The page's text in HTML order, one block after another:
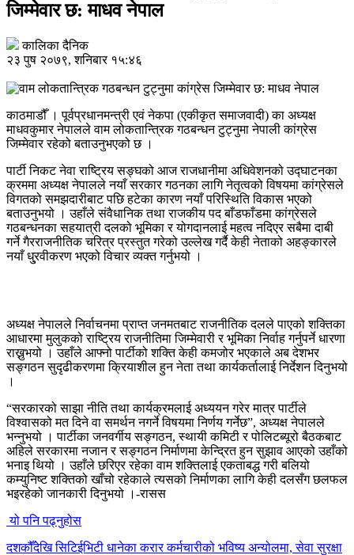
जिम्मेवार छ: माधव नेपाल
कालिका दैनिक
२३ पुष २०७९, शनिबार १५:४६
काठमाडौँ । पूर्वप्रधानमन्त्री एवं नेकपा (एकीकृत समाजवादी) का अध्यक्ष
माधवकुमार नेपालले वाम लोकतान्त्रिक गठबन्धन टुट्नुमा नेपाली कांग्रेस
जिम्मेवार रहेको बताउनुभएको छ ।
पार्टी निकट नेवा राष्ट्रिय सङ्घको आज राजधानीमा अधिवेशनको उद्घाटनका
क्रममा अध्यक्ष नेपालले नयाँ सरकार गठनका लागि नेतृत्वको विषयमा कांग्रेसले
विगतको समझदारीबाट पछि हटेका कारण नयाँ परिस्थिति विकास भएको
बताउनुभयो । उहाँले संवैधानिक तथा राजकीय पद बाँडफाँडमा कांग्रेसले
गठबन्धनका सहयात्री दलको भूमिका र योगदानलाई महत्व नदिएर सबैमा दाबी
गर्ने गैरराजनीतिक चरित्र प्रस्तुत गरेको उल्लेख गर्दै केही नेताको अहङ्कारले
नयाँ धु्रवीकरण भएको विचार व्यक्त गर्नुभयो ।
अध्यक्ष नेपालले निर्वाचनमा प्राप्त जनमतबाट राजनीतिक दलले पाएको शक्तिका
आधारमा मुलुकको राष्ट्रिय राजनीतिमा जिम्मेवारी र भूमिका निर्वाह गर्नुपर्ने धारणा
राख्नुभयो । उहाँले आफ्नो पार्टीको शक्ति केही कमजोर भएकाले अब देशभर
सङ्गठन सुदृढीकरणमा क्रियाशील हुन नेता तथा कार्यकर्तालाई निर्देशन दिनुभयो
।
“सरकारको साझा नीति तथा कार्यक्रमलाई अध्ययन गरेर मात्र पार्टीले
विश्वासको मत दिने वा समर्थन नगर्ने विषयमा निर्णय गर्नेछ”, अध्यक्ष नेपालले
भन्नुभयो । पार्टीका जनवर्गीय सङ्गठन, स्थायी कमिटी र पोलिटब्यूरो बैठकबाट
अहिले सरकारमा नजान र सङ्गठन निर्माणमा केन्द्रित हुन सुझाव आएको उहाँको
भनाइ थियो । उहाँले छरिएर रहेका वाम शक्तिलाई एकताबद्ध गरी बलियो
कम्युनिष्ट शक्तिको खाँचो रहेकाले त्यसको निर्माणका लागि केही दलसँग छलफल
भइरहेको जानकारी दिनुभयो ।-रासस
यो पनि पढ्नुहोस
दशकौँदेखि सिटिईभिटी धानेका करार कर्मचारीको भविष्य अन्योलमा, सेवा सुरक्षा